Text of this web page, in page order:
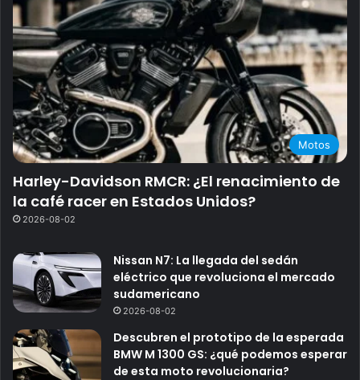
Motos
Harley-Davidson RMCR: ¿El renacimiento de
la café racer en Estados Unidos?
2026-08-02
Nissan N7: La llegada del sedán
eléctrico que revoluciona el mercado
sudamericano
2026-08-02
Descubren el prototipo de la esperada
BMW M 1300 GS: ¿qué podemos esperar
de esta moto revolucionaria?